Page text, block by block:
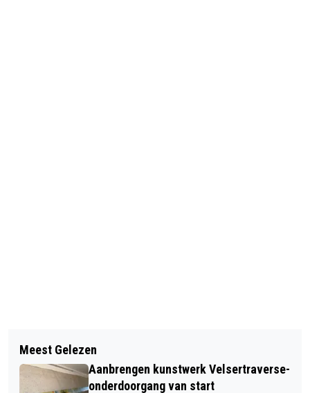
INSCHRIJVING HAARLEMSEE
ZORGSPECIALIST GRACHTENLOOP
WEER VAN START
VELSEN GENOMINEERD VOOR
NATIONALE EVENEMENTEN PRIJS
Meest Gelezen
Aanbrengen kunstwerk Velsertraverse-
onderdoorgang van start